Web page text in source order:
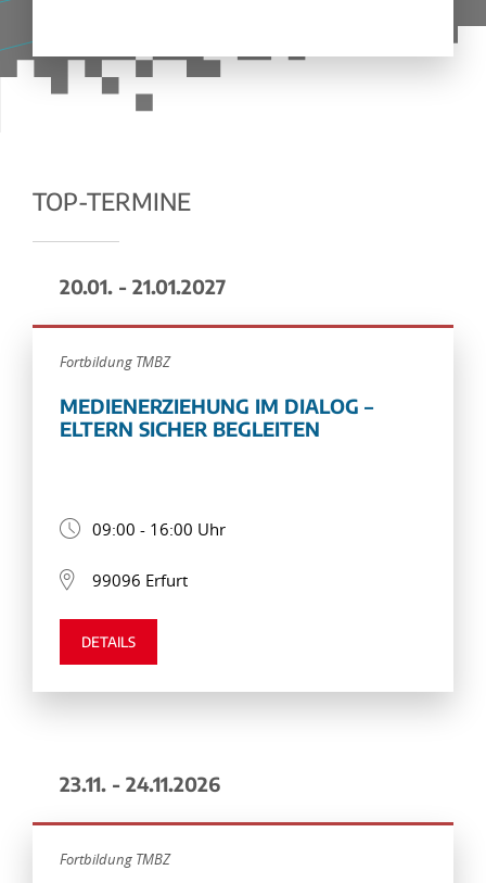
TOP-TERMINE
20.01. - 21.01.2027
Fortbildung TMBZ
MEDIENERZIEHUNG IM DIALOG –
ELTERN SICHER BEGLEITEN
09:00 - 16:00 Uhr
99096 Erfurt
DETAILS
23.11. - 24.11.2026
Fortbildung TMBZ